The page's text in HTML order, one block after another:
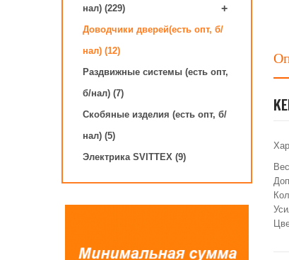
нал) (229)
+
Доводчики дверей(есть опт, б/
нал) (12)
Раздвижные системы (есть опт,
б/нал) (7)
Скобяные изделия (есть опт, б/
нал) (5)
Электрика SVITTEX (9)